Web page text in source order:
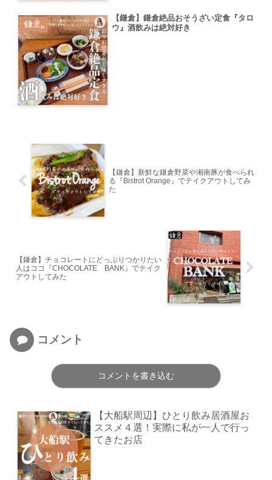
【鎌倉】鎌倉絶品おそうざい定食『タロ
ウ』酒飲みは絶対好き
【鎌倉】新鮮な鎌倉野菜や湘南豚が食べられ
る『Bistrot Orange』でテイクアウトしてみ
た
【鎌倉】チョコレートにどっぷりつかりたい
人はココ『CHOCOLATE BANK』でテイク
アウトしてみた
コメント
コメントを書き込む
【大船駅周辺】ひとり飲み居酒屋お
ススメ４選！実際に私が一人で行っ
てきたお店